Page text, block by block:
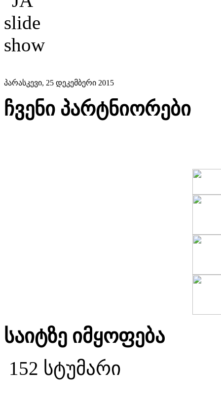
პარასკევი, 25 დეკემბერი 2015
ჩვენი პარტნიორები
საიტზე იმყოფება
152 სტუმარი